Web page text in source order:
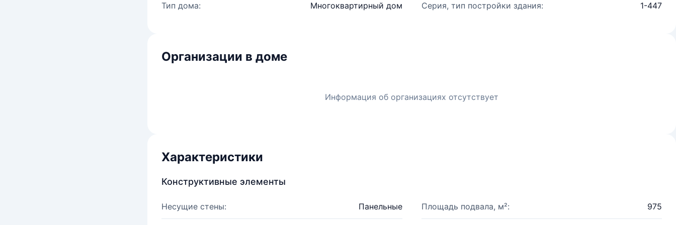
Тип дома: Многоквартирный дом Серия, тип постройки здания: 1-447
Организации в доме
Информация об организациях отсутствует
Характеристики
Конструктивные элементы
Несущие стены: Панельные Площадь подвала, м²: 975